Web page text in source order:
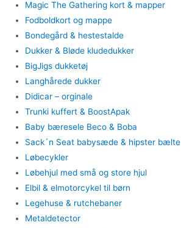
Magic The Gathering kort & mapper
Fodboldkort og mappe
Bondegård & hestestalde
Dukker & Bløde kludedukker
BigJigs dukketøj
Langhårede dukker
Didicar – orginale
Trunki kuffert & BoostApak
Baby bæresele Beco & Boba
Sack´n Seat babysæde & hipster bælte
Løbecykler
Løbehjul med små og store hjul
Elbil & elmotorcykel til børn
Legehuse & rutchebaner
Metaldetector